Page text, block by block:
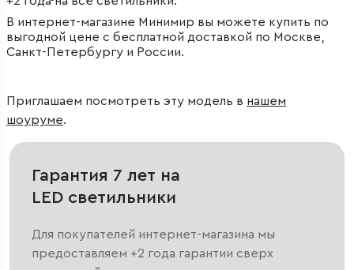
В интернет-магазине Минимир вы можете купить по
выгодной цене с бесплатной доставкой по Москве,
Санкт-Петербургу и России.
Приглашаем посмотреть эту модель в нашем
шоуруме.
Гарантия 7 лет на
LED светильники
Для покупателей интернет-магазина мы
предоставляем +2 года гарантии сверх